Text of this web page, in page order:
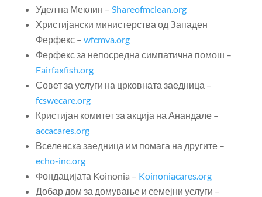
Удел на Меклин – Shareofmclean.org
Христијански министерства од Западен
Ферфекс – wfcmva.org
Ферфекс за непосредна симпатична помош –
Fairfaxfish.org
Совет за услуги на црковната заедница –
fcswecare.org
Кристијан комитет за акција на Анандале –
accacares.org
Вселенска заедница им помага на другите –
echo-inc.org
Фондацијата Koinonia – Koinoniacares.org
Добар дом за домување и семејни услуги –